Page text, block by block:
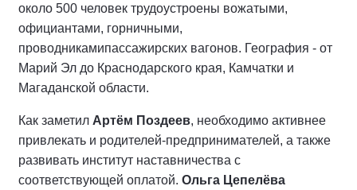
около 500 человек трудоустроены вожатыми,
официантами, горничными,
проводникамипассажирских вагонов. География - от
Марий Эл до Краснодарского края, Камчатки и
Магаданской области.
Как заметил Артём Поздеев, необходимо активнее
привлекать и родителей-предпринимателей, а также
развивать институт наставничества с
соответствующей оплатой. Ольга Цепелёва